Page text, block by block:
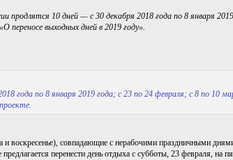
10 дней — с 30 декабря 2018 года по 8 января
переносе выходных дней в 2019 году».
года по 8 января 2019 года; с 23 по 24 февраля; с 8 по 10
воскресенье), совпадающие с нерабочими праздничными
перенести день отдыха с субботы, 23 февраля, на